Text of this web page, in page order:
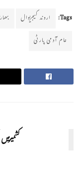
Tags: اروند کیجریوال
عام آدمی پارٹی